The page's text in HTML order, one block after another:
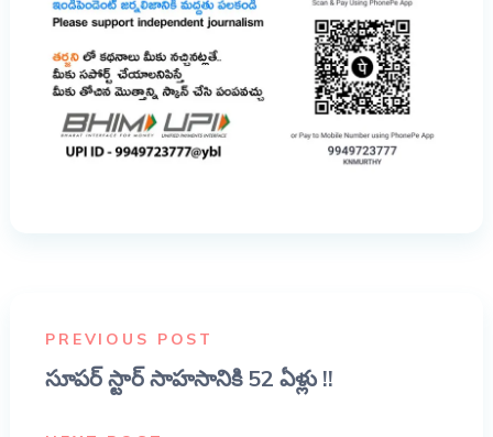
PREVIOUS POST
సూపర్ స్టార్ సాహసానికి 52 ఏళ్లు !!